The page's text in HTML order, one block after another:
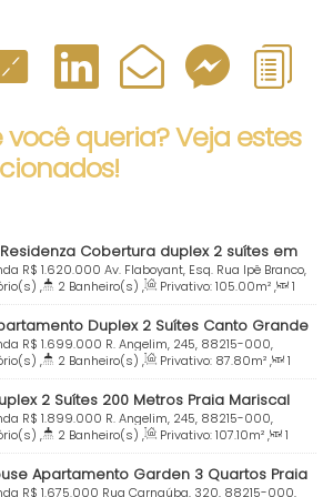
você queria? Veja estes
Cobertura duplex 2 suítes em
Bombinhas SC
R$ 1.620.000 Av. Flaboyant, Esq. Rua Ipê Branco,
Mariscal, Bombinhas, Santa Catarina, Brasil
, 2 Banheiro(s) , Privativo:105.00m²,
1
Suíte(s), Total:120.00m² , 1 Vaga(s) ,
Útil:
Duplex 2 Suítes Canto Grande
SC
R$ 1.699.000 R. Angelim, 245, 88215-000,
Bombinhas, Santa Catarina, Brasil
, 2 Banheiro(s) , Privativo: 87.80m²,
1
Suíte(s), Total:122.10m² , 2 Vaga(s) , 200m
Mar, Útil:87.80m²
2 Suítes 200 Metros Praia Mariscal
SC
R$ 1.899.000 R. Angelim, 245, 88215-000,
Bombinhas, Santa Catarina, Brasil
, 2 Banheiro(s) , Privativo:107.10m²,
1
Suíte(s), Total:147.10m² , 2 Vaga(s) , 200m
Mar , Útil:107.10m²
Apartamento Garden 3 Quartos Praia
R$ 1.675.000 Rua Carnaúba, 320, 88215-000,